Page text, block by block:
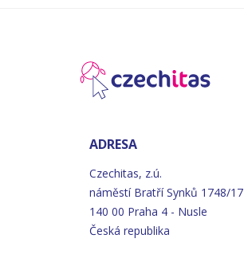
ADRESA
Czechitas, z.ú.
náměstí Bratří Synků 1748/17
140 00 Praha 4 - Nusle
Česká republika